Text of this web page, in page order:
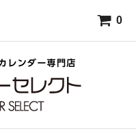
0